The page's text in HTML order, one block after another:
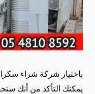
باختيار شركة شراء
يمكنك التأكد من أنك